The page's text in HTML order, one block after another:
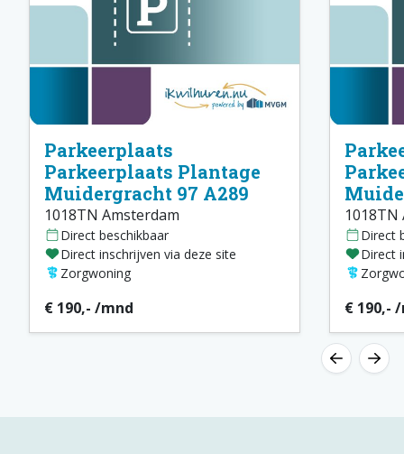
Parkeerplaats
Parkeerplaats Plantage
Muidergracht 97 A289
1018TN Amsterdam
Direct beschikbaar
Direct inschrijven via deze site
Zorgwoning
€ 190,- /mnd
1018TN
Direct
Direct
€ 190,-